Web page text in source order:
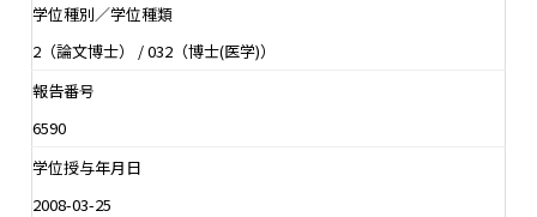
学位種別／学位種類
2（論文博士） / 032（博士(医学)）
報告番号
6590
学位授与年月日
2008-03-25